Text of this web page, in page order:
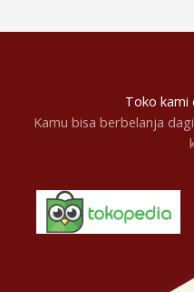
Toko kami
Kamu bisa berbelanja